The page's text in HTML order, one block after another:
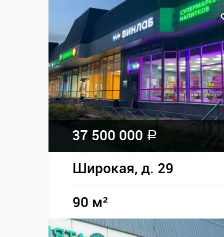
37 500 000 a
Широкая, д. 29
90 м²